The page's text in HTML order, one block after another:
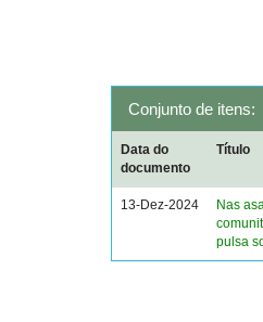
Conjunto de itens:
Data do
documento
Título
13-Dez-2024
Nas
pulsa